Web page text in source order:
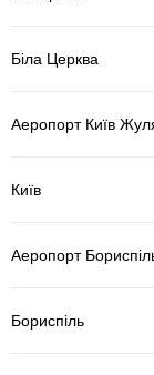
Біла Церква
Аеропорт Київ
Київ
Аеропорт
Бориспіль